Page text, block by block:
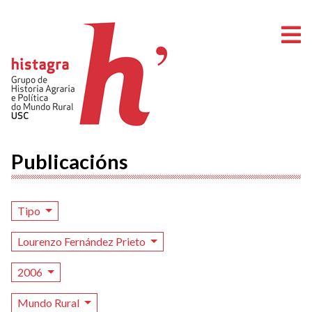
Publicacións
Tipo
Lourenzo Fernández Prieto
2006
Mundo Rural